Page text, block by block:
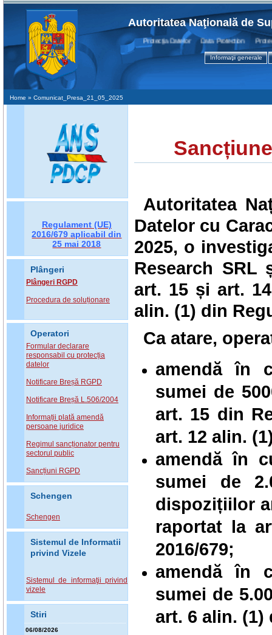
Autoritatea Naţională de
Protecţia Datelor Data Protection Protection
Informaţii generale
Home » Comunicat_Presa_21_05_2025
Regulament (UE)
2016/679 aplicabil din
25 mai 2018
Plângeri
Plângeri RGPD
Procedura de soluționare
Operatori
Formular declarare
responsabil cu protecția
datelor
Notificare Breșă RGPD
Notificare Breșă L.506/2004
Informații plată amendă
persoane juridice
Regimul sancționator pentru
sectorul public
Sancțiuni RGPD
Schengen
Schengen
Sistemul de Informatii
privind Vizele
Sistemul de informaţii privind
vizele
Stiri
06/08/2026
Autoritatea
Datelor cu
2025, o
Research SRL
art. 15 și art. 14
alin. (1) din
Ca atare,
amendă în
sumei de
art. 15 din
art. 12 alin.
amendă în
sumei de
dispozițiilor
raportat la
2016/679;
amendă în
sumei de
art. 6 alin. (1)